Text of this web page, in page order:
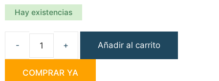
Hay existencias
Baits
Añadir al carrito
COMPRAR YA